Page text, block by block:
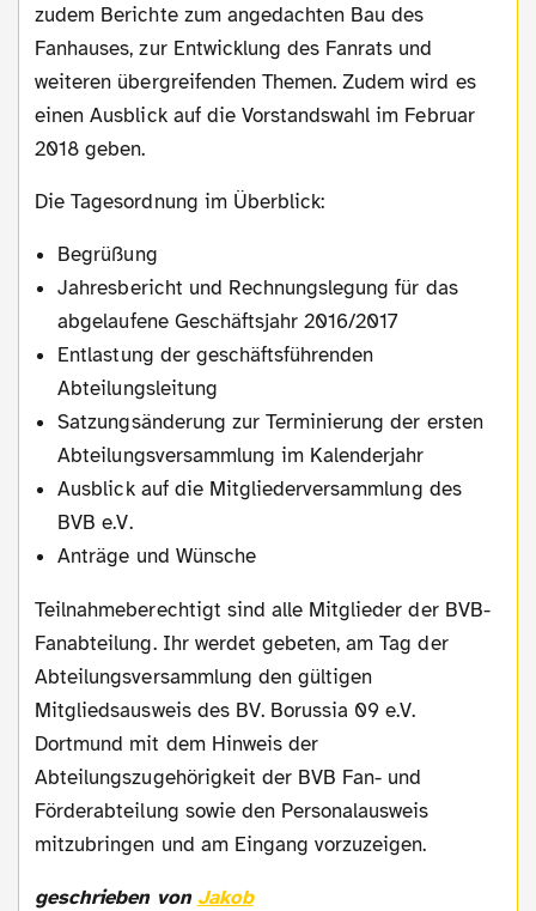
zudem Berichte zum angedachten Bau des
Fanhauses, zur Entwicklung des Fanrats und
weiteren übergreifenden Themen. Zudem wird es
einen Ausblick auf die Vorstandswahl im Februar
2018 geben.
Die Tagesordnung im Überblick:
Begrüßung
Jahresbericht und Rechnungslegung für das
abgelaufene Geschäftsjahr 2016/2017
Entlastung der geschäftsführenden
Abteilungsleitung
Satzungsänderung zur Terminierung der ersten
Abteilungsversammlung im Kalenderjahr
Ausblick auf die Mitgliederversammlung des
BVB e.V.
Anträge und Wünsche
Teilnahmeberechtigt sind alle Mitglieder der BVB-
Fanabteilung. Ihr werdet gebeten, am Tag der
Abteilungsversammlung den gültigen
Mitgliedsausweis des BV. Borussia 09 e.V.
Dortmund mit dem Hinweis der
Abteilungszugehörigkeit der BVB Fan- und
Förderabteilung sowie den Personalausweis
mitzubringen und am Eingang vorzuzeigen.
geschrieben vonJakob